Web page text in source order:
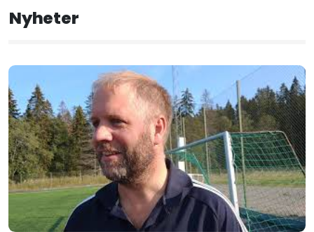
Nyheter